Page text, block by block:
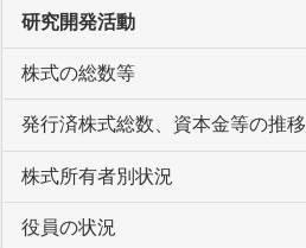
研究開発活動
株式の総数等
発行済株式総数、資本金等の推移
株式所有者別状況
役員の状況